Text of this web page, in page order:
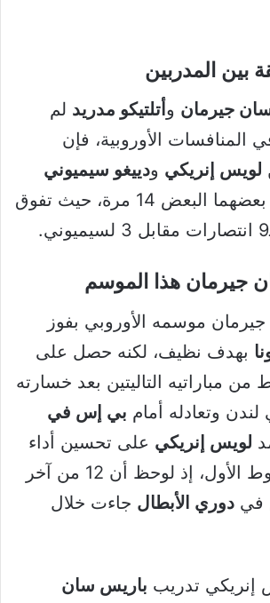
بين المدربين
جيرمان و أتلتيكو مدريد لم
المنافسات الأوروبية، فإن
لويس إنريكي ودييغو سيميوني
سبق وأن واجها بعضهما البعض 14 مرة، حيث تفوق
جيرمان هذا الموسم
موسمه الأوروبي بفوز
بهدف نظيف، لكنه حصل على
مباراتيه التاليتين بعد خسارته
وتعادله أمام بي إس في
لويس إنريكي على تحسين أداء
الفريق في الشوط الأول، إذ لوحظ أن 12 من آخر
دوري الأبطال جاءت خلال
إنريكي تدريب باريس سان